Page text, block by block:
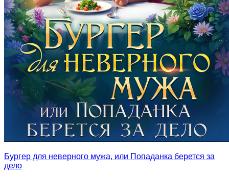
Бургер для неверного мужа, или Попаданка берется за
дело